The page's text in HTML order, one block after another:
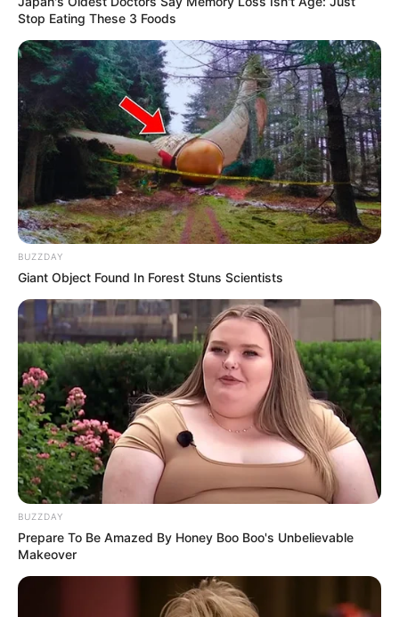
Salshabilla Adriani Cut Syifa
TULIS KOMENTAR
Alamat email Anda tidak akan dipublikasikan. Ruas yang wajib ditandai*
Stop Eating These 3 Foods
BUZZDAY
Giant Object Found In Forest Stuns Scientists
BUZZDAY
Prepare To Be Amazed By Honey Boo Boo's Unbelievable
Makeover